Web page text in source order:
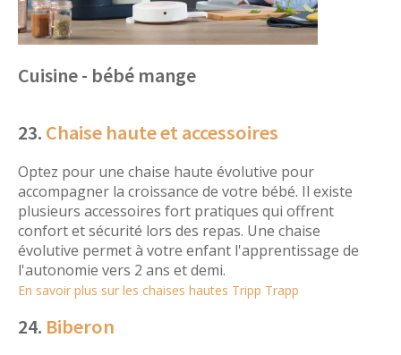
Cuisine - bébé mange
23. Chaise haute et accessoires
Optez pour une chaise haute évolutive pour
accompagner la croissance de votre bébé. Il existe
plusieurs accessoires fort pratiques qui offrent
confort et sécurité lors des repas. Une chaise
évolutive permet à votre enfant l'apprentissage de
l'autonomie vers 2 ans et demi.
En savoir plus sur les chaises hautes Tripp Trapp
24. Biberon